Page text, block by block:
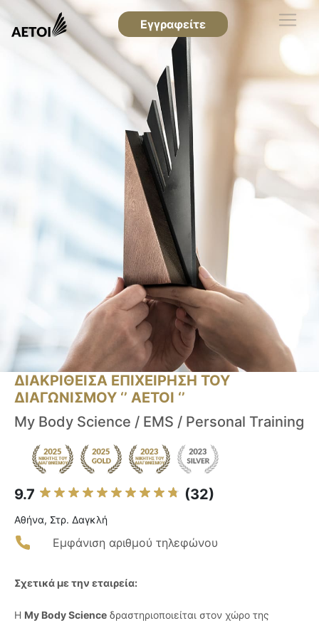
Εγγραφείτε
ΔΙΑΚΡΙΘΕΙΣΑ ΕΠΙΧΕΙΡΗΣΗ ΤΟΥ
ΔΙΑΓΩΝΙΣΜΟΥ ‘’ ΑΕΤΟΙ ‘’
My Body Science / EMS / Personal Training
9.7 (32)
Αθήνα, Στρ. Δαγκλή
Εμφάνιση αριθμού τηλεφώνου
Σχετικά με την εταιρεία:
Η My Body Science δραστηριοποιείται στον χώρο της